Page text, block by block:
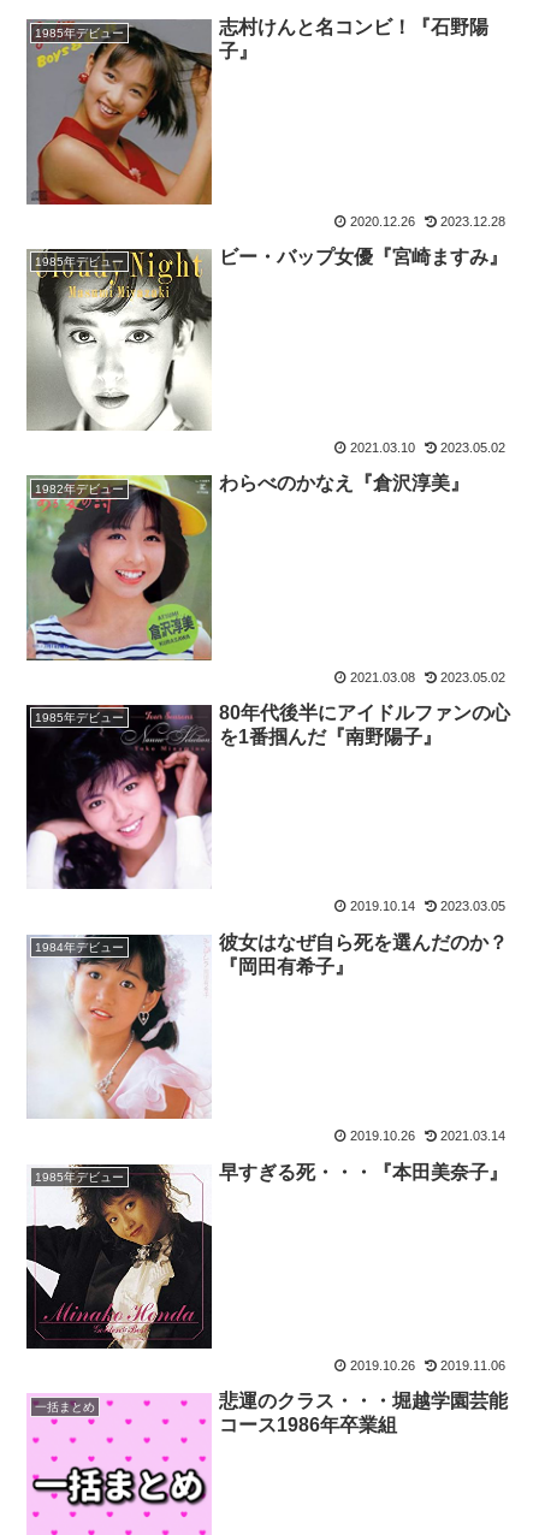
1985年デビュー
志村けんと名コンビ！『石野陽
子』
2020.12.26 2023.12.28
1985年デビュー ビー・バップ女優『宮崎ますみ』
2021.03.10 2023.05.02
1982年デビュー わらべのかなえ『倉沢淳美』
2021.03.08 2023.05.02
1985年デビュー
80年代後半にアイドルファンの心
を1番掴んだ『南野陽子』
2019.10.14 2023.03.05
1984年デビュー
彼女はなぜ自ら死を選んだのか？
『岡田有希子』
2019.10.26 2021.03.14
1985年デビュー 早すぎる死・・・『本田美奈子』
2019.10.26 2019.11.06
一括まとめ
悲運のクラス・・・堀越学園芸能
コース1986年卒業組